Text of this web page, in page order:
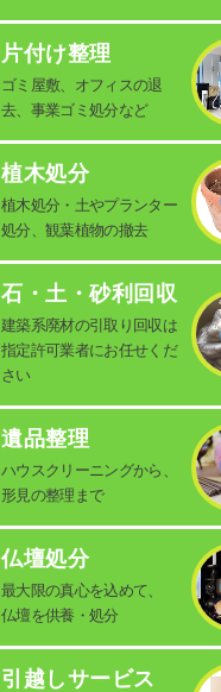
片付け整理
ゴミ屋敷、オフィスの退
去、事業ゴミ処分など
植木処分
植木処分・土やプランター
処分、観葉植物の撤去
石・土・砂利回収
建築系廃材の引取り回収は
指定許可業者にお任せくだ
さい
遺品整理
ハウスクリーニングから、
形見の整理まで
仏壇処分
最大限の真心を込めて、
仏壇を供養・処分
引越しサービス